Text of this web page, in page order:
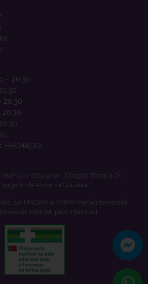
– 20:30
20:30
FECHADO
(NIF 507 665 970) - Direção Técnica Dr.
V. de Almeida Gouveia
MNSRM e MSRM mediante receita
da Internet, pelo Infarmed.